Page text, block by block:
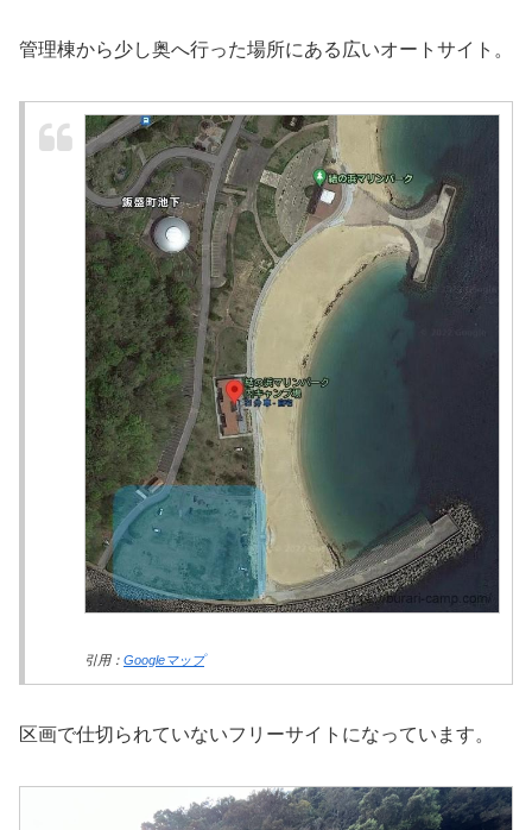
管理棟から少し奥へ行った場所にある広いオートサイト。
引用： Googleマップ
区画で仕切られていないフリーサイトになっています。